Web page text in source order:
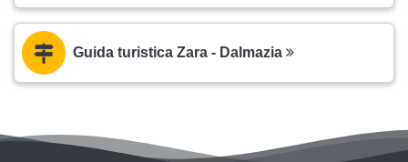
Guida turistica Zara - Dalmazia